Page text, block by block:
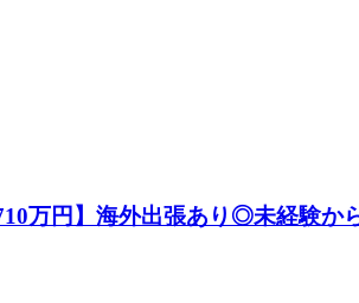
万円】海外出張あり◎未経験